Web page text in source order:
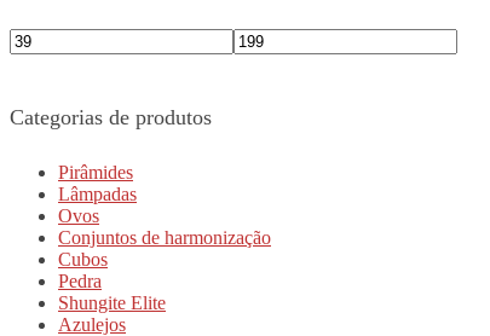
Categorias de produtos
Pirâmides
Lâmpadas
Ovos
Conjuntos de harmonização
Cubos
Pedra
Shungite Elite
Azulejos